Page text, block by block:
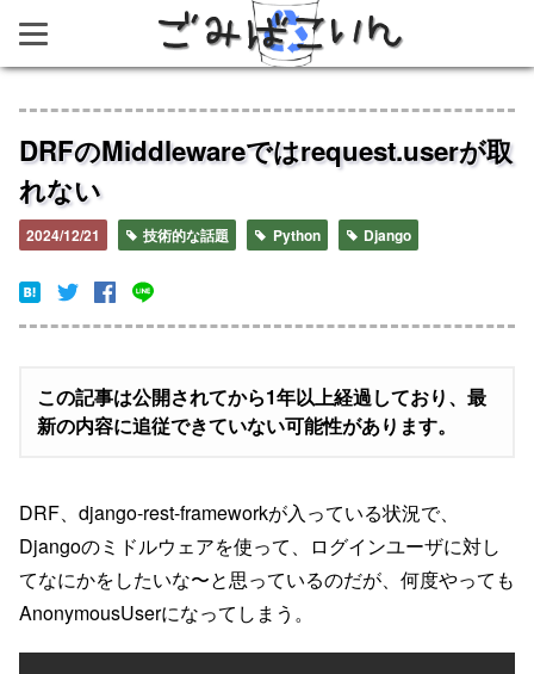
DRFのMiddlewareではrequest.userが取
れない
2024/12/21 技術的な話題 Python Django
この記事は公開されてから1年以上経過しており、最
新の内容に追従できていない可能性があります。
DRF、django-rest-frameworkが入っている状況で、
Djangoのミドルウェアを使って、ログインユーザに対し
てなにかをしたいな〜と思っているのだが、何度やっても
AnonymousUserになってしまう。
ごみばこいん